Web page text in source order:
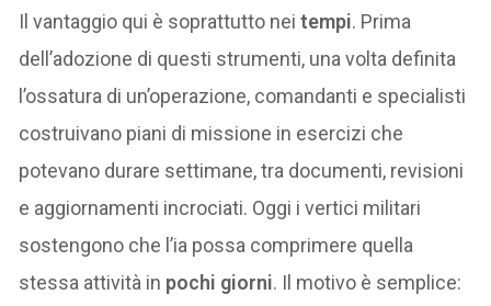
Il vantaggio qui è soprattutto neitempi. Prima
dell’adozione di questi strumenti, una volta definita
l’ossatura di un’operazione, comandanti e specialisti
costruivano piani di missione in esercizi che
potevano durare settimane, tra documenti, revisioni
e aggiornamenti incrociati. Oggi i vertici militari
sostengono che l’ia possa comprimere quella
stessa attività in pochi giorni. Il motivo è semplice: